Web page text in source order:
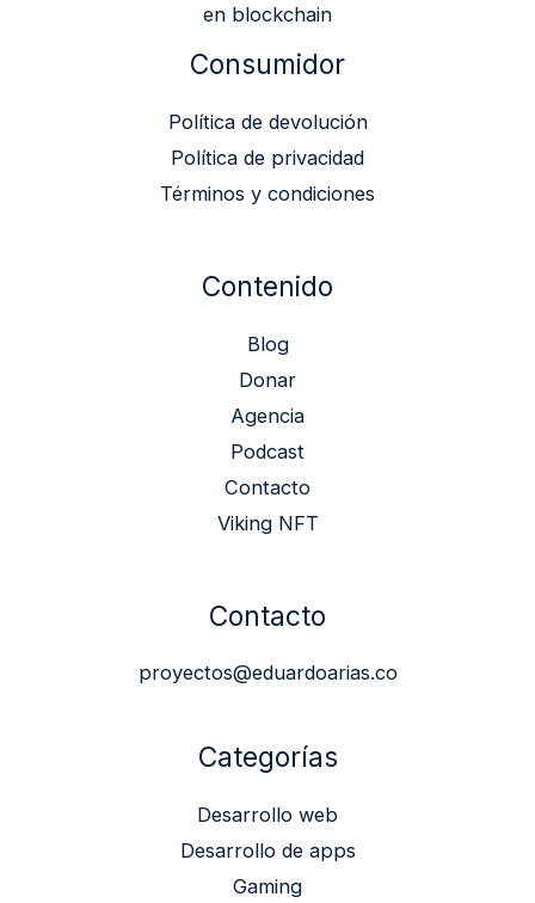
en blockchain
Consumidor
Política de devolución
Política de privacidad
Términos y condiciones
Contenido
Blog
Donar
Agencia
Podcast
Contacto
Viking NFT
Contacto
proyectos@eduardoarias.co
Categorías
Desarrollo web
Desarrollo de apps
Gaming